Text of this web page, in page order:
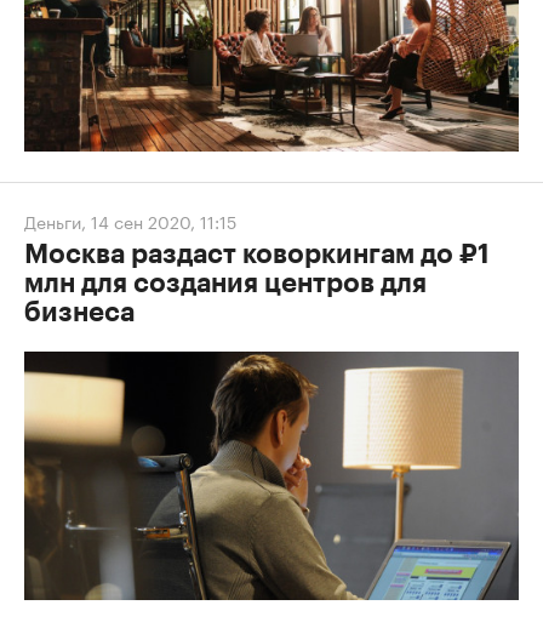
Деньги, 14 сен 2020, 11:15
Москва раздаст коворкингам до ₽1
млн для создания центров для
бизнеса